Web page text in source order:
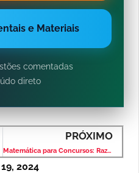
e Materiais
comentadas
direto
PRÓXIMO
Matemática para Concursos: Razão e Proporção – Banca VUNESP – Nível Médio
2024